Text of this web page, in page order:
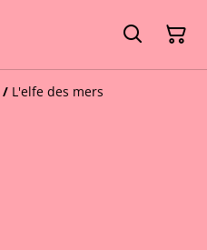
/ L'elfe des mers